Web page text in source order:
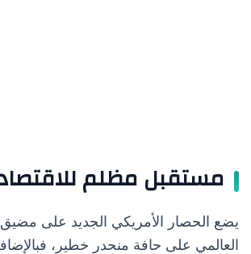
مستقبل مظلم
يضع الحصار الأمريكي الجديد على مضيق
العالمي على حافة منحدر خطير،